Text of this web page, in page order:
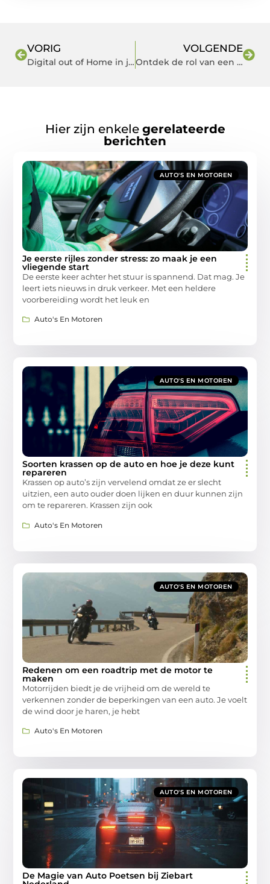
VORIG
Digital out of Home in je Digitale Marketing Strategie
VOLGENDE
Ontdek de rol van een verkeersregelaar
Hier zijn enkele gerelateerde
berichten
AUTO'S EN MOTOREN
Je eerste rijles zonder stress: zo maak je een
vliegende start
De eerste keer achter het stuur is spannend. Dat mag. Je
leert iets nieuws in druk verkeer. Met een heldere
voorbereiding wordt het leuk en
Auto's En Motoren
AUTO'S EN MOTOREN
Soorten krassen op de auto en hoe je deze kunt
repareren
Krassen op auto’s zijn vervelend omdat ze er slecht
uitzien, een auto ouder doen lijken en duur kunnen zijn
om te repareren. Krassen zijn ook
Auto's En Motoren
AUTO'S EN MOTOREN
Redenen om een roadtrip met de motor te
maken
Motorrijden biedt je de vrijheid om de wereld te
verkennen zonder de beperkingen van een auto. Je voelt
de wind door je haren, je hebt
Auto's En Motoren
AUTO'S EN MOTOREN
De Magie van Auto Poetsen bij Ziebart